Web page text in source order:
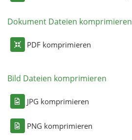
Dokument Dateien komprimieren
PDF komprimieren
Bild Dateien komprimieren
JPG komprimieren
PNG komprimieren